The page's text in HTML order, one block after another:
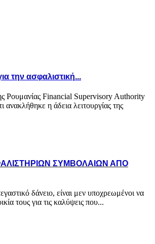
την ασφαλιστική...
Ρουμανίας Financial Supervisory Authority
η άδεια λειτουργίας της
ΣΥΜΒΟΛΑΙΩΝ ΑΠΟ
δάνειο, είναι μεν υποχρεωμένοι να
τους για τις καλύψεις που...